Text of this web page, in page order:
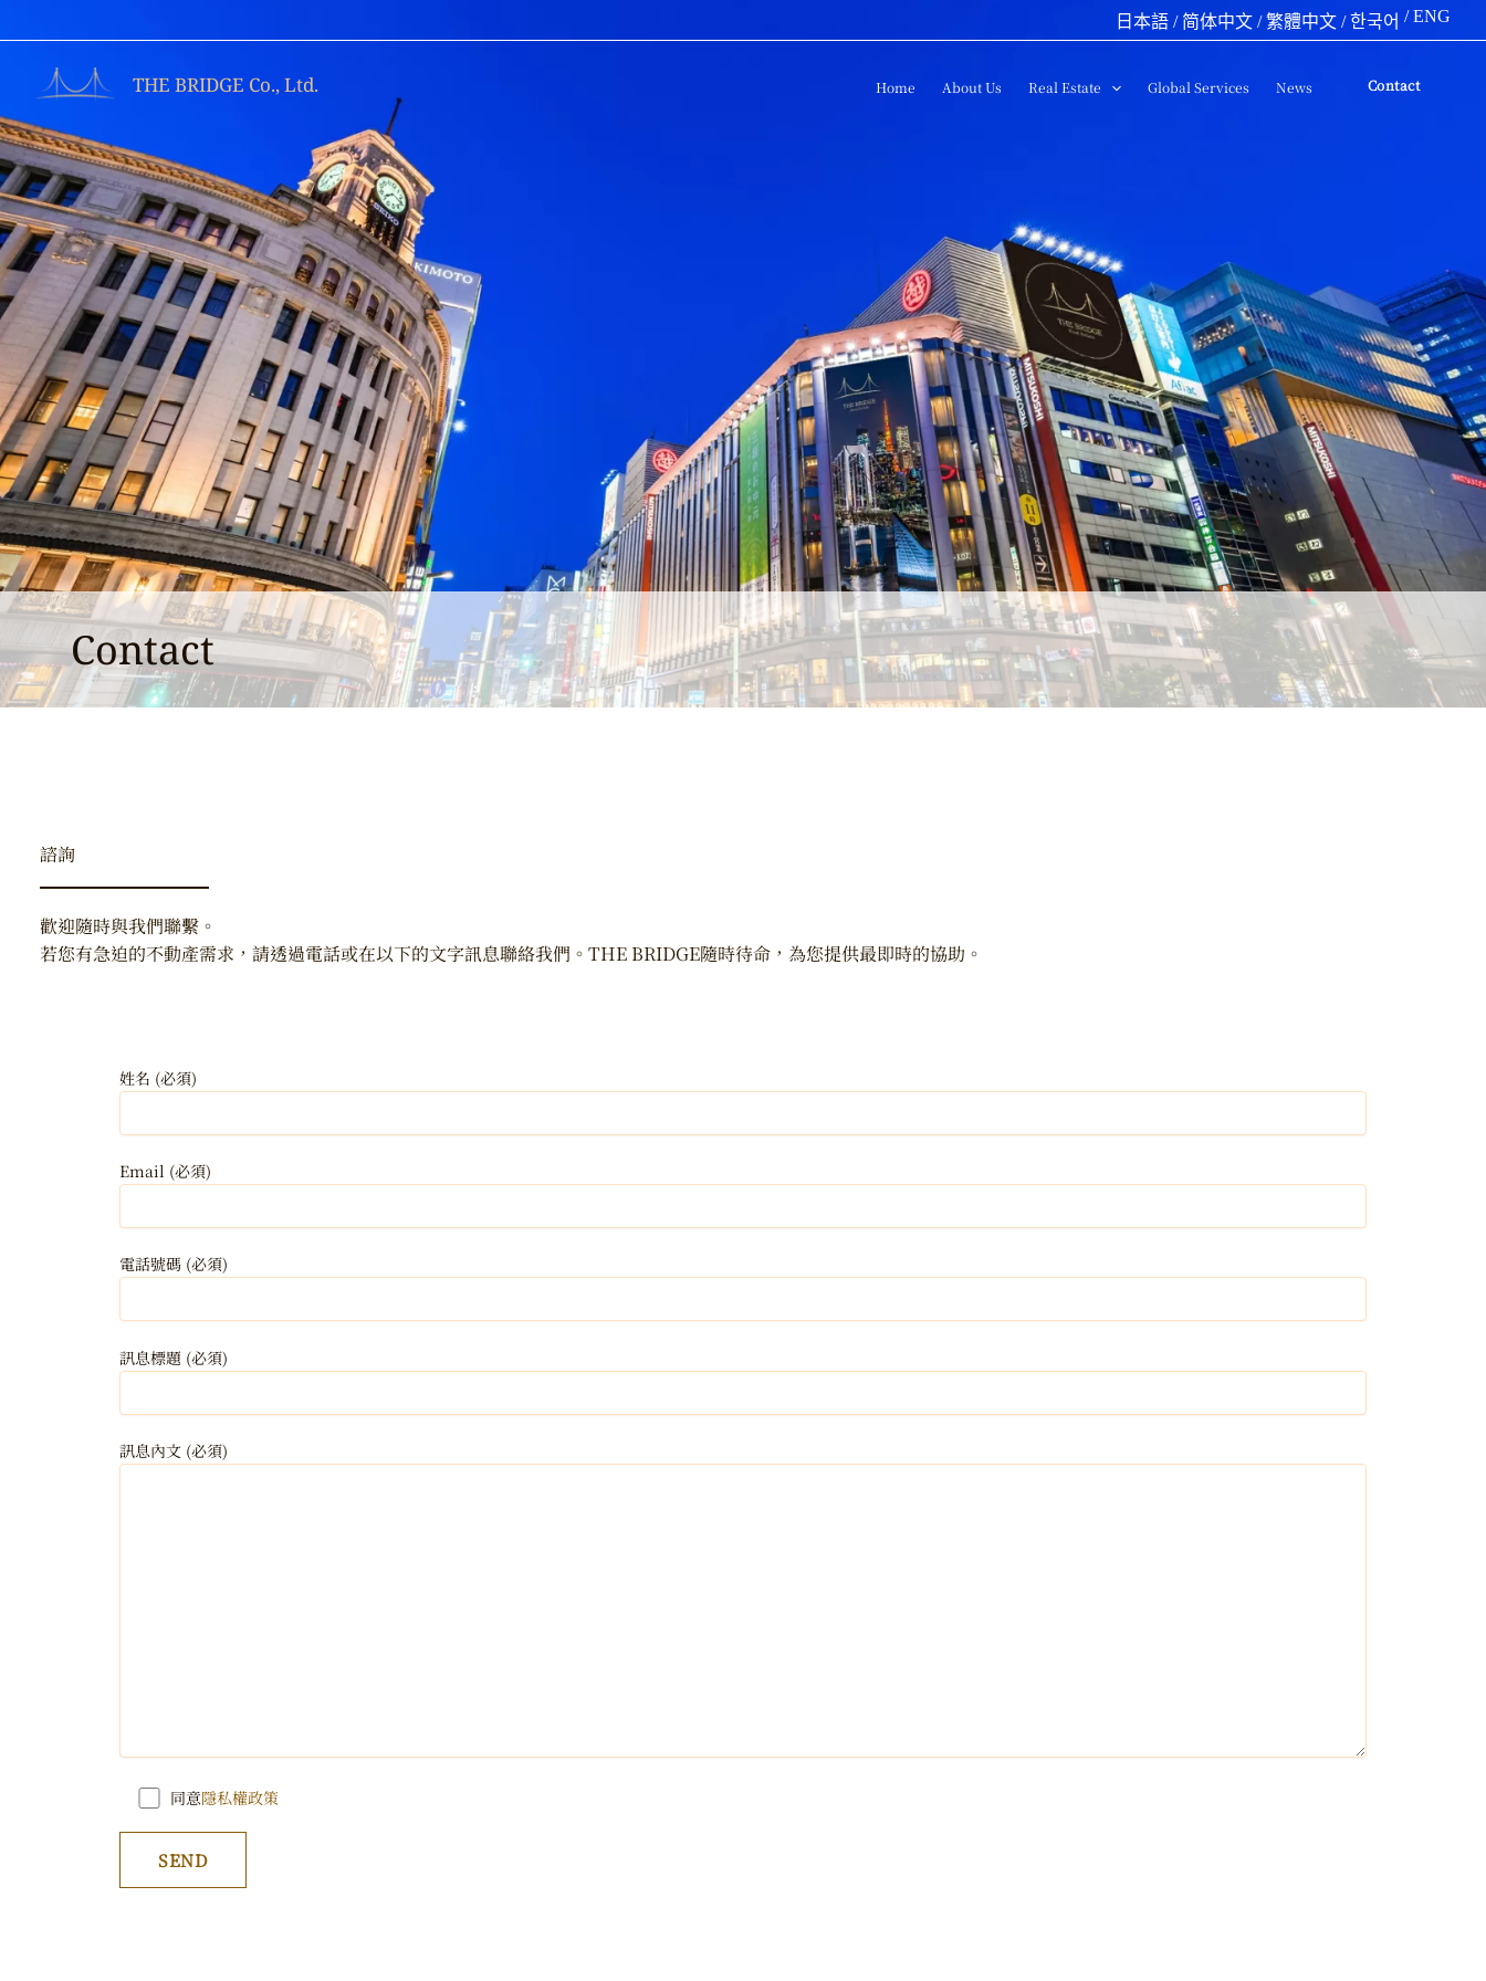
至
內
容
日本語 / 简体中文 / 繁體中文 / 한국어 / ENG
THE BRIDGE Co., Ltd. Home About Us Real Estate Global Services News Contact
Contact
諮詢
歡迎隨時與我們聯繫。
若您有急迫的不動產需求，請透過電話或在以下的文字訊息聯絡我們。THE BRIDGE隨時待命，為您提供最即時的協助。
姓名 (必須)
Email (必須)
電話號碼 (必須)
訊息標題 (必須)
訊息內文 (必須)
同意隱私權政策